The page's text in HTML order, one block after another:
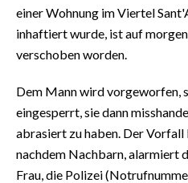
FOTO
VIDEO
INFO AZIENDE
ABBONATI
NECROLOGI
einer Wohnung im Viertel
inhaftiert wurde, ist auf
verschoben worden.
Dem Mann wird vorgeworfen,
eingesperrt, sie dann
abrasiert zu haben. Der Vorfall
nachdem Nachbarn, alarmiert
Frau, die Polizei